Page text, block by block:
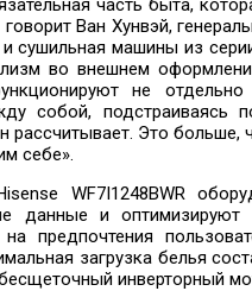
часть быта,
Ван Хунвэй,
сушильная машины из
во внешнем
не
собой, подстраиваясь
Это больше,
себе».
WF7I1248BWR
данные и
на предпочтения
загрузка белья
инверторный